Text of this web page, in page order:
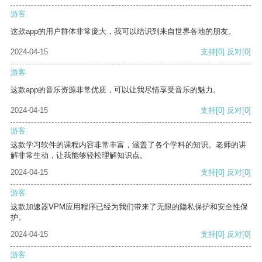
游客
这款app的用户群体非常庞大，我可以结识到来自世界各地的朋友。
2024-04-15 支持[0] 反对[0]
游客
这款app的音乐资源非常优质，可以让我尽情享受音乐的魅力。
2024-04-15 支持[0] 反对[0]
游客
这款学习软件的课程内容非常丰富，涵盖了各个学科的知识。老师的讲
解非常生动，让我能够轻松理解知识点。
2024-04-15
支持[0] 反对[0]
游客
这款加速器VPM应用程序已经为我们带来了无限的隐私保护和安全性保
护。
2024-04-15
支持[0] 反对[0]
游客